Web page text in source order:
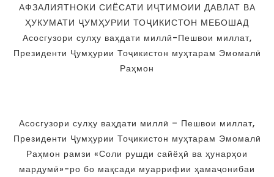
АФЗАЛИЯТНОКИ СИЁСАТИ ИҶТИМОИИ ДАВЛАТ ВА
ҲУКУМАТИ ҶУМҲУРИИ ТОҶИКИСТОН МЕБОШАД
Асосгузори сулҳу ваҳдати миллӣ-Пешвои миллат,
Президенти Ҷумҳурии Тоҷикистон муҳтарам Эмомалӣ
Раҳмон
Асосгузори сулҳу ваҳдати миллӣ – Пешвои миллат,
Президенти Ҷумҳурии Тоҷикистон муҳтарам Эмомалӣ
Раҳмон рамзи «Соли рушди сайёҳӣ ва ҳунарҳои
мардумӣ»-ро бо мақсади муаррифии ҳамаҷонибаи